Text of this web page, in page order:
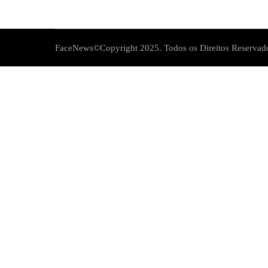
FaceNews©Copyright 2025. Todos os Direitos